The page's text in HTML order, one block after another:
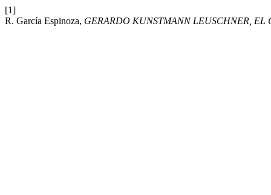
[1]
R. García Espinoza, GERARDO KUNSTMANN LEUSCHNER, EL